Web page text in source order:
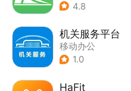
4.8
机关服务平台
移动办公
1.0
HaFit